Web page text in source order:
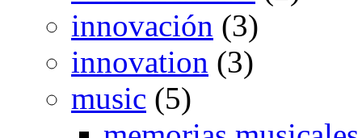
innovación (3)
innovation (3)
music (5)